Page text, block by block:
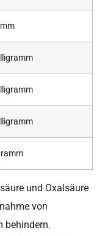
und Oxalsäure
von
behindern.